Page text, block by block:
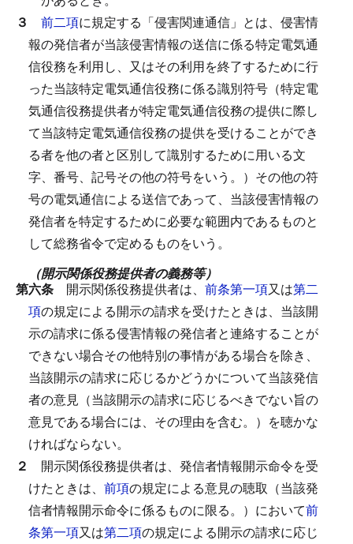
３ 前二項に規定する「侵害関連通信」とは、侵害情
報の発信者が当該侵害情報の送信に係る特定電気通
信役務を利用し、又はその利用を終了するために行
った当該特定電気通信役務に係る識別符号（特定電
気通信役務提供者が特定電気通信役務の提供に際し
て当該特定電気通信役務の提供を受けることができ
る者を他の者と区別して識別するために用いる文
字、番号、記号その他の符号をいう。）その他の符
号の電気通信による送信であって、当該侵害情報の
発信者を特定するために必要な範囲内であるものと
して総務省令で定めるものをいう。
（開示関係役務提供者の義務等）
第六条 開示関係役務提供者は、 前条第一項又は第二
項の規定による開示の請求を受けたときは、当該開
示の請求に係る侵害情報の発信者と連絡することが
できない場合その他特別の事情がある場合を除き、
当該開示の請求に応じるかどうかについて当該発信
者の意見（当該開示の請求に応じるべきでない旨の
意見である場合には、その理由を含む。）を聴かな
ければならない。
２ 開示関係役務提供者は、発信者情報開示命令を受
けたときは、 前項の規定による意見の聴取（当該発
信者情報開示命令に係るものに限る。）において前
条第一項又は第二項の規定による開示の請求に応じ